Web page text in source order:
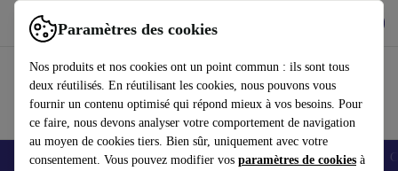
Paramètres des cookies
Nos produits et nos cookies ont un point commun : ils sont tous
deux réutilisés. En réutilisant les cookies, nous pouvons vous
fournir un contenu optimisé qui répond mieux à vos besoins. Pour
ce faire, nous devons analyser votre comportement de navigation
au moyen de cookies tiers. Bien sûr, uniquement avec votre
consentement. Vous pouvez modifier vos paramètres de cookies à
Utilisez refurbed rapidement et facilement
Smartphones Laptops Tablettes Montres connectées Accessoires